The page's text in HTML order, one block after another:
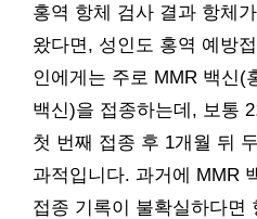
홍역 항체 검사 결과 항체
왔다면, 성인도 홍역 예방
인에게는 주로 MMR 백신(
백신)을 접종하는데, 보통
첫 번째 접종 후 1개월 뒤
과적입니다. 과거에 MMR
접종 기록이 불확실하다면